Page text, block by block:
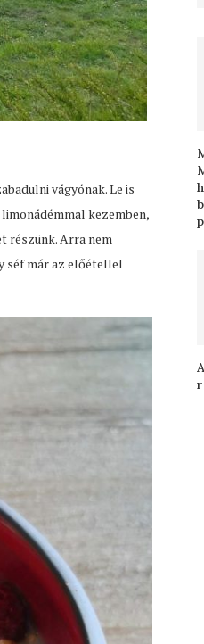
vágyónak. Le is
kezemben,
részünk. Arra nem
séf már az előétellel